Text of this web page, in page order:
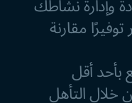
مقارنة
بأحد أقل
خلال التأهل